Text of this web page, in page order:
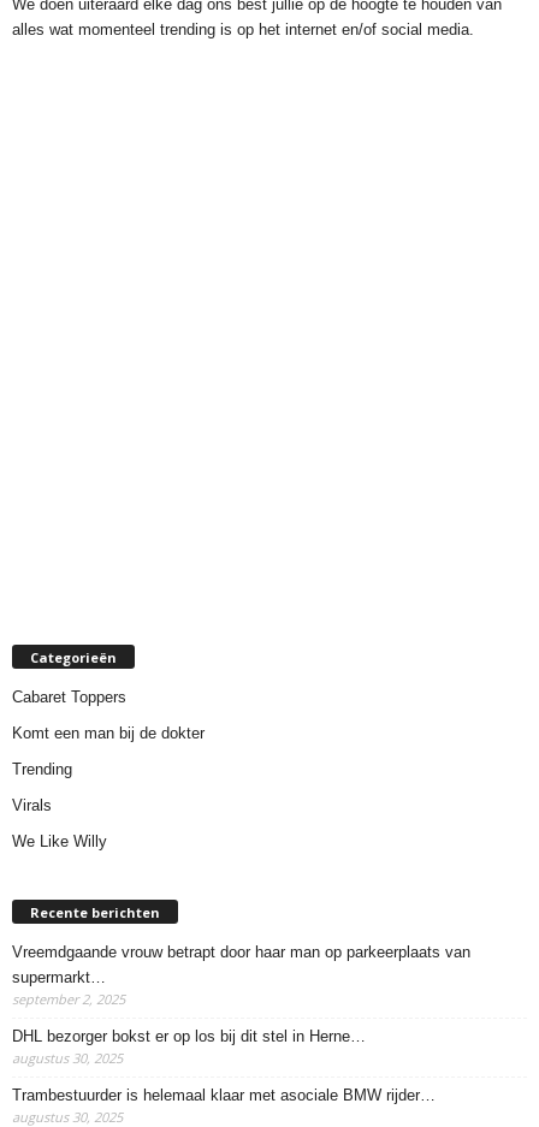
We doen uiteraard elke dag ons best jullie op de hoogte te houden van
alles wat momenteel trending is op het internet en/of social media.
Categorieën
Cabaret Toppers
Komt een man bij de dokter
Trending
Virals
We Like Willy
Recente berichten
Vreemdgaande vrouw betrapt door haar man op parkeerplaats van
supermarkt…
september 2, 2025
DHL bezorger bokst er op los bij dit stel in Herne…
augustus 30, 2025
Trambestuurder is helemaal klaar met asociale BMW rijder…
augustus 30, 2025